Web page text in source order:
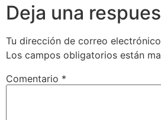
Deja una
Tu dirección de correo
Los campos obligatorios están
Comentario *